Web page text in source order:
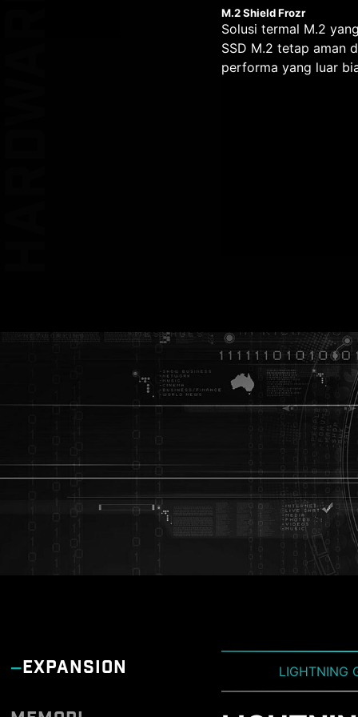
M.2 Shield Frozr
Solusi termal M.2
SSD M.2 tetap aman
performa yang luar
2
EZ DEBUG
KEEP OUT
EXPANSION LIGHTNING
CLICK